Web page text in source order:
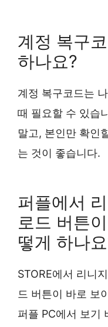
계정 복구
하나요?
계정 복구코드는
때 필요할 수 있습
말고, 본인만 확인
는 것이 좋습니다.
퍼플에서
로드 버튼
떻게 하나
STORE에서 리니
드 버튼이 바로 보
퍼플 PC에서 보기